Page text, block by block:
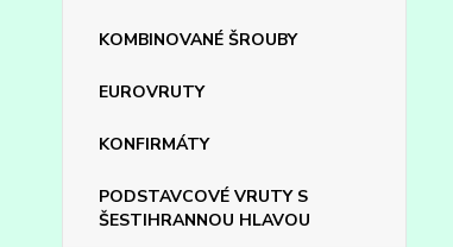
KOMBINOVANÉ ŠROUBY
EUROVRUTY
KONFIRMÁTY
PODSTAVCOVÉ VRUTY S
ŠESTIHRANNOU HLAVOU